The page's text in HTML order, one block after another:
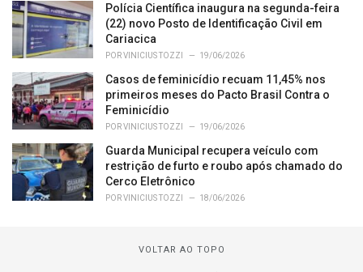
Polícia Científica inaugura na segunda-feira
(22) novo Posto de Identificação Civil em
Cariacica
PORVINICIUS TOZZI 19/06/2026
Casos de feminicídio recuam 11,45% nos
primeiros meses do Pacto Brasil Contra o
Feminicídio
PORVINICIUS TOZZI 19/06/2026
Guarda Municipal recupera veículo com
restrição de furto e roubo após chamado do
Cerco Eletrônico
PORVINICIUS TOZZI 18/06/2026
VOLTAR AO TOPO